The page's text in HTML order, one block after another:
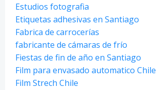
Estudios fotografia
Etiquetas adhesivas en Santiago
Fabrica de carrocerías
fabricante de cámaras de frío
Fiestas de fin de año en Santiago
Film para envasado automatico Chile
Film Strech Chile